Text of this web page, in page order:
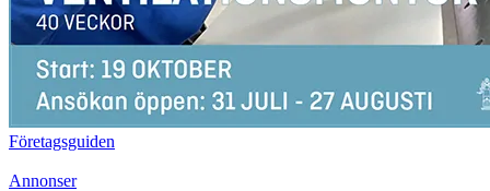
Företagsguiden
Annonser